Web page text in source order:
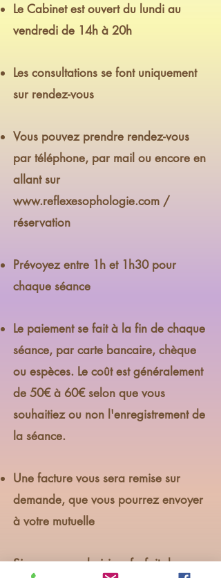
Le Cabinet est ouvert du lundi au
vendredi de 14h à 20h
Les consultations se font uniquement
sur rendez-vous
Vous pouvez prendre rendez-vous
par téléphone, par mail ou encore en
allant sur
www.reflexesophologie.com /
réservation
Prévoyez entre 1h et 1h30 pour
chaque séance
Le paiement se fait à la fin de chaque
séance, par carte bancaire, chèque
ou espèces. Le coût est généralement
de 50€ à 60€ selon que vous
souhaitiez ou non l'enregistrement de
la séance.
Une facture vous sera remise sur
demande, que vous pourrez envoyer
à votre mutuelle
Si vous avez choisi un forfait de